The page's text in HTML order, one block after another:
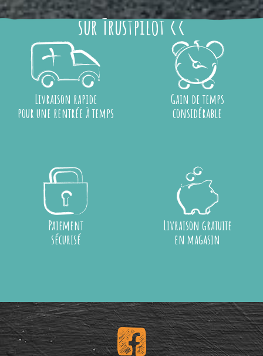
sur Trustpilot <<
Livraison rapide
pour une rentrée à temps
Gain de temps
considérable
Paiement
sécurisé
Livraison gratuite
en magasin